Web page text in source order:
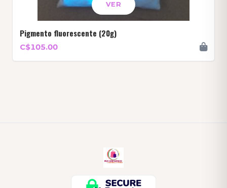
VER
Pigmento fluorescente (20g)
C$105.00